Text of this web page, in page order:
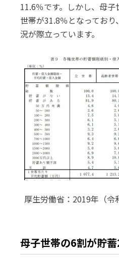
11.6％です。しかし、母子
世帯が31.8％となってお
況が際立っています。
厚生労働省：2019年（令
母子世帯の6割が貯